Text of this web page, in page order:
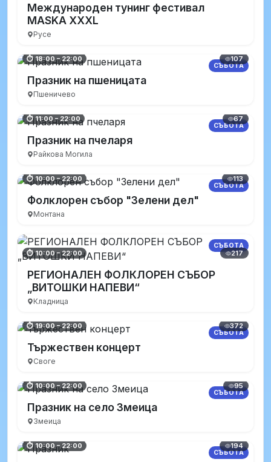
Международен тунинг фестивал
MASKA XXXL
Русе
СЪБОТА
⏱ 18:00 – 22:00 107
Празник на пшеницата
Пшеничево
СЪБОТА
⏱ 11:00 – 22:00 67
Празник на пчеларя
Райкова Могила
СЪБОТА
⏱ 10:00 – 22:00 113
Фолклорен събор "Зелени дел"
Монтана
СЪБОТА
⏱ 10:00 – 22:00 217
РЕГИОНАЛЕН ФОЛКЛОРЕН СЪБОР
„ВИТОШКИ НАПЕВИ“
Кладница
СЪБОТА
⏱ 19:00 – 22:00 372
Тържествен концерт
Своге
СЪБОТА
⏱ 10:00 – 22:00 95
Празник на село Змеица
Змеица
СЪБОТА
⏱ 10:00 – 22:00 194